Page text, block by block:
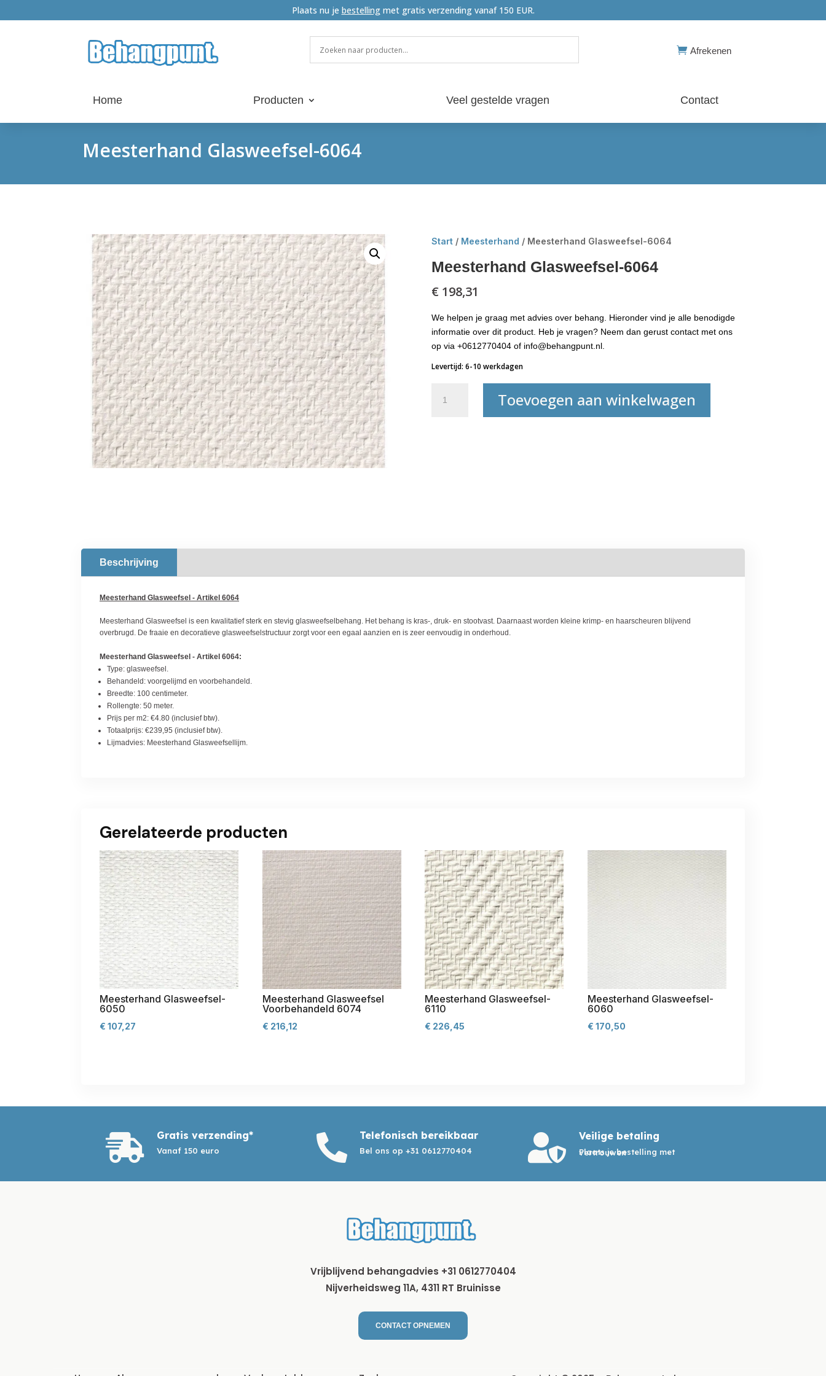
Plaats nu je bestelling met gratis verzending vanaf 150 EUR.
 Afrekenen
Home Producten Veel gestelde vragen Contact
Meesterhand Glasweefsel-6064
Start/ Meesterhand / Meesterhand Glasweefsel-6064
Meesterhand Glasweefsel-6064
€198,31
We helpen je graag met advies over behang. Hieronder vind je alle benodigde
informatie over dit product. Heb je vragen? Neem dan gerust contact met ons
op via +0612770404 of info@behangpunt.nl.
Levertijd: 6-10 werkdagen
Glasweefsel-
Toevoegen aan winkelwagen
Beschrijving
Meesterhand Glasweefsel - Artikel 6064
Meesterhand Glasweefsel is een kwalitatief sterk en stevig glasweefselbehang. Het behang is kras-, druk- en stootvast. Daarnaast worden kleine krimp- en haarscheuren blijvend
overbrugd. De fraaie en decoratieve glasweefselstructuur zorgt voor een egaal aanzien en is zeer eenvoudig in onderhoud.
Meesterhand Glasweefsel - Artikel 6064:
Type: glasweefsel.
Behandeld: voorgelijmd en voorbehandeld.
Breedte: 100 centimeter.
Rollengte: 50 meter.
Prijs per m2: €4.80 (inclusief btw).
Totaalprijs: €239,95 (inclusief btw).
Lijmadvies: Meesterhand Glasweefsellijm.
Gerelateerde producten
Meesterhand Glasweefsel-
6050
€ 107,27
Meesterhand Glasweefsel
Voorbehandeld 6074
€ 216,12
Meesterhand Glasweefsel-
6110
€ 226,45
Meesterhand Glasweefsel-
6060
€ 170,50
 Gratis verzending*
Vanaf 150 euro  Telefonisch bereikbaar
Bel ons op +31 0612770404  Veilige betaling
Plaats je bestelling met vertrouwen
Vrijblijvend behangadvies +31 0612770404
Nijverheidsweg 11A, 4311 RT Bruinisse
CONTACT OPNEMEN